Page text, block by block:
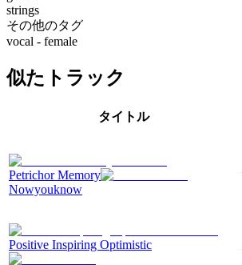
strings
その他のタグ
vocal - female
似たトラック
タイトル
Petrichor Memory
Nowyouknow
Positive Inspiring Optimistic